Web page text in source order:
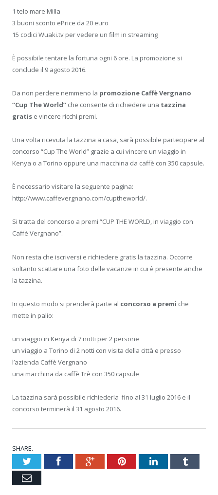
1 telo mare Milla
3 buoni sconto ePrice da 20 euro
15 codici Wuaki.tv per vedere un film in streaming
È possibile tentare la fortuna ogni 6 ore. La promozione si
conclude il 9 agosto 2016.
Da non perdere nemmeno la promozione Caffè Vergnano
“Cup The World” che consente di richiedere una tazzina
gratis e vincere ricchi premi.
Una volta ricevuta la tazzina a casa, sarà possibile partecipare al
concorso “Cup The World” grazie a cui vincere un viaggio in
Kenya o a Torino oppure una macchina da caffè con 350 capsule.
È necessario visitare la seguente pagina:
http://www.caffevergnano.com/cuptheworld/.
Si tratta del concorso a premi “CUP THE WORLD, in viaggio con
Caffè Vergnano”.
Non resta che iscriversi e richiedere gratis la tazzina. Occorre
soltanto scattare una foto delle vacanze in cui è presente anche
la tazzina.
In questo modo si prenderà parte al concorso a premi che
mette in palio:
un viaggio in Kenya di 7 notti per 2 persone
un viaggio a Torino di 2 notti con visita della città e presso
l’azienda Caffè Vergnano
una macchina da caffè Trè con 350 capsule
La tazzina sarà possibile richiederla fino al 31 luglio 2016 e il
concorso terminerà il 31 agosto 2016.
SHARE.
TwitterFacebookGoogle+PinterestLinkedInTumblr
Email